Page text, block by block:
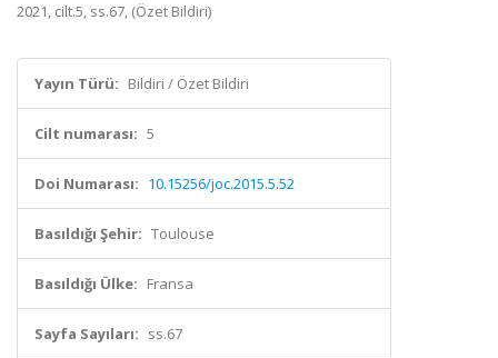
2021, cilt.5, ss.67, (Özet Bildiri)
Yayın Türü: Bildiri / Özet Bildiri
Cilt numarası: 5
Doi Numarası: 10.15256/joc.2015.5.52
Basıldığı Şehir: Toulouse
Basıldığı Ülke: Fransa
Sayfa Sayıları: ss.67